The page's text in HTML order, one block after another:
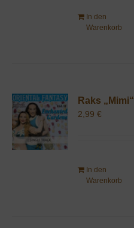
In den
Warenkorb
Raks „Mimi“
2,99€
In den
Warenkorb